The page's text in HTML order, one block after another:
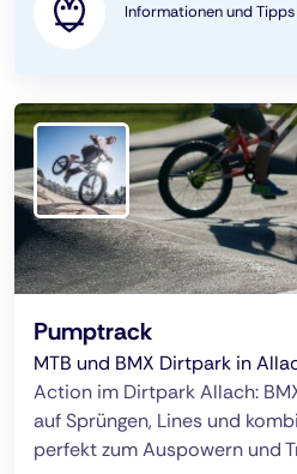
Informationen und
Pumptrack
MTB und BMX Dirtpark in
Action im Dirtpark Allach:
auf Sprüngen, Lines und
perfekt zum Auspowern und